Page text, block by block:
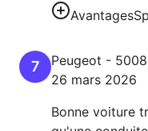
Avantages
7 Peugeot - 5008
26 mars 2026
Bonne voiture